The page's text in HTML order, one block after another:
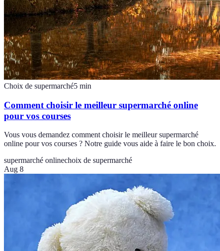
Choix de supermarché5 min
Comment choisir le meilleur supermarché online
pour vos courses
Vous vous demandez comment choisir le meilleur supermarché
online pour vos courses ? Notre guide vous aide à faire le bon choix.
supermarché onlinechoix de supermarché
Aug 8